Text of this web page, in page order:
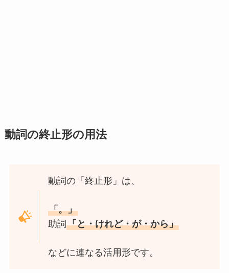
動詞の終止形の用法
動詞の「終止形」は、
「。」
助詞「と・けれど・が・から」
などに連なる活用形です。